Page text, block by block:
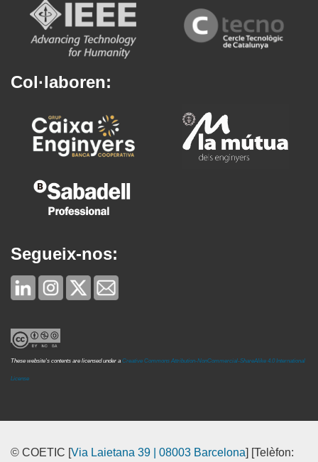
Col·laboren:
Segueix-nos:
These website's contents are licensed under a Creative Commons Attribution-NonCommercial-ShareAlike 4.0 International
License
© COETIC [Via Laietana 39 | 08003 Barcelona] [Telèfon: